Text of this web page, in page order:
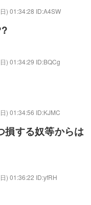
) 01:34:28 ID:A4SW
) 01:34:29 ID:BQCg
) 01:34:56 ID:KJMC
損する奴等からは
) 01:36:22 ID:yfRH